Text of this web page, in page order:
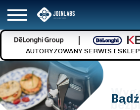
AUTORYZOWANY SERWIS I